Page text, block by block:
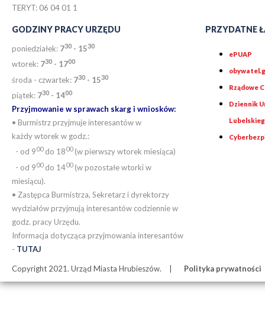
TERYT: 06 04 01 1
GODZINY PRACY URZĘDU
poniedziałek: 730 - 1530
wtorek: 730 - 1700
środa - czwartek: 730 - 1530
piątek: 730 - 1400
Przyjmowanie w sprawach skarg i wniosków:
• Burmistrz przyjmuje interesantów w
każdy wtorek w godz.:
- od 900do 1800(w pierwszy wtorek miesiąca)
- od 900do 1400(w pozostałe wtorki w
miesiącu).
• Zastępca Burmistrza, Sekretarz i dyrektorzy
wydziałów przyjmują interesantów codziennie w
godz. pracy Urzędu.
Informacja dotycząca przyjmowania interesantów
- TUTAJ
PRZYDATNE
ePUAP
Rządowe
Dziennik
Copyright 2021. Urząd Miasta Hrubieszów. Polityka prywatności